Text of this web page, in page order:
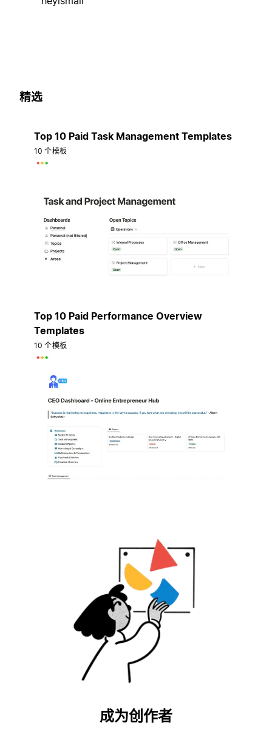
精选
Top 10 Paid Task Management Templates
10 个模板
Top 10 Paid Performance Overview
Templates
10 个模板
成为创作者